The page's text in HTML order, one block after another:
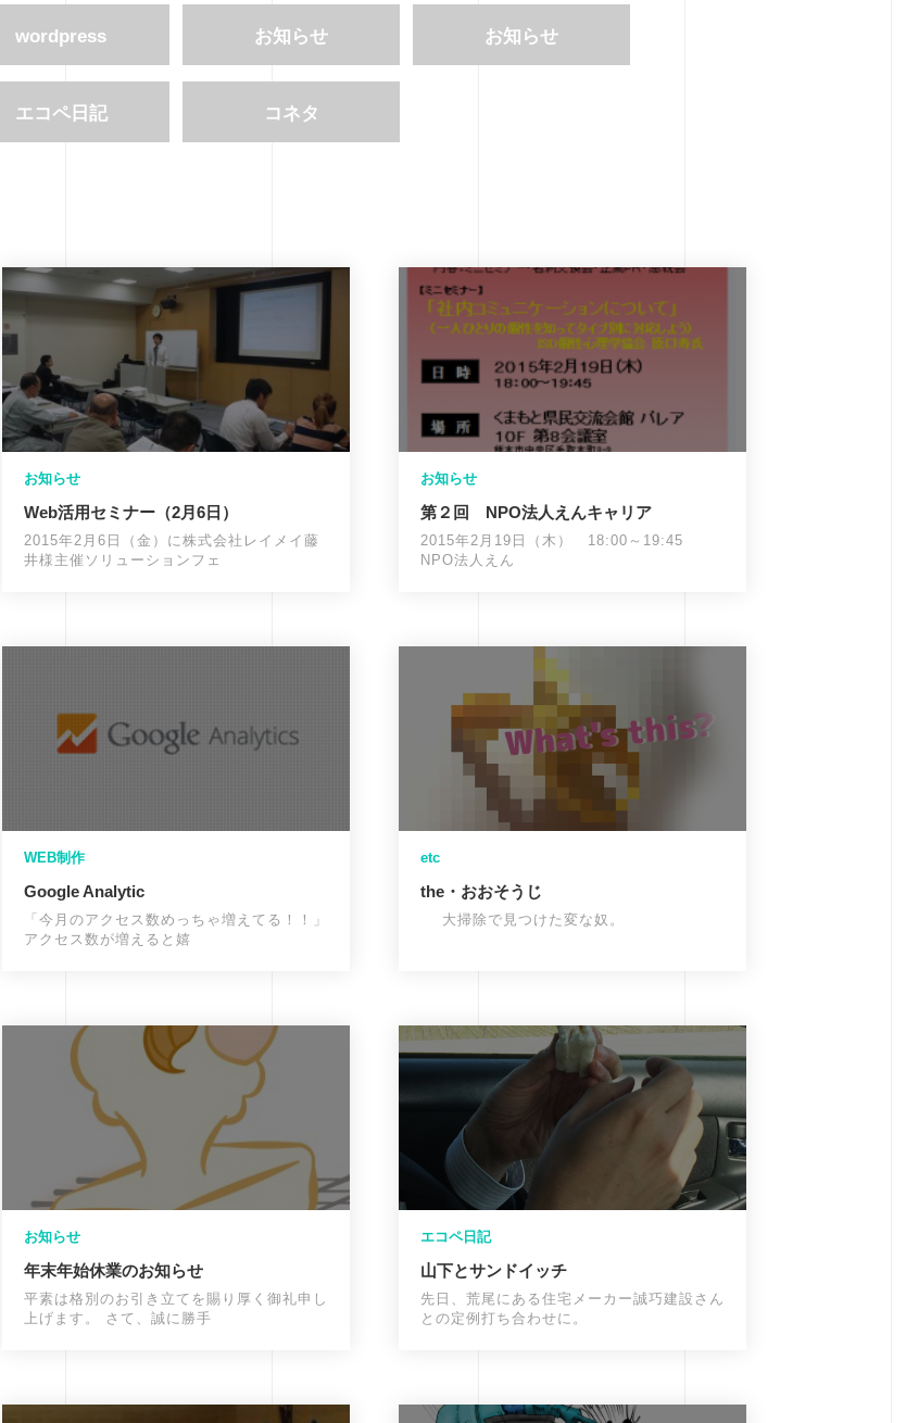
wordpress お知らせ お知らせ
エコペ日記 コネタ
お知らせ
Web活用セミナー（2月6日）
2015年2月6日（金）に株式会社レイメイ藤
井様主催ソリューションフェ
お知らせ
第２回 NPO法人えんキャリア
2015年2月19日（木） 18:00～19:45
NPO法人えん
WEB制作
Google Analytic
「今月のアクセス数めっちゃ増えてる！！」
アクセス数が増えると嬉
etc
the・おおそうじ
大掃除で見つけた変な奴。
お知らせ
年末年始休業のお知らせ
平素は格別のお引き立てを賜り厚く御礼申し
上げます。 さて、誠に勝手
エコペ日記
山下とサンドイッチ
先日、荒尾にある住宅メーカー誠巧建設さん
との定例打ち合わせに。